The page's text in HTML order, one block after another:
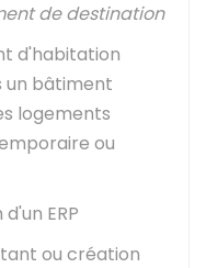
de destination
d'habitation
un bâtiment
logements
ou
d'un ERP
ou création